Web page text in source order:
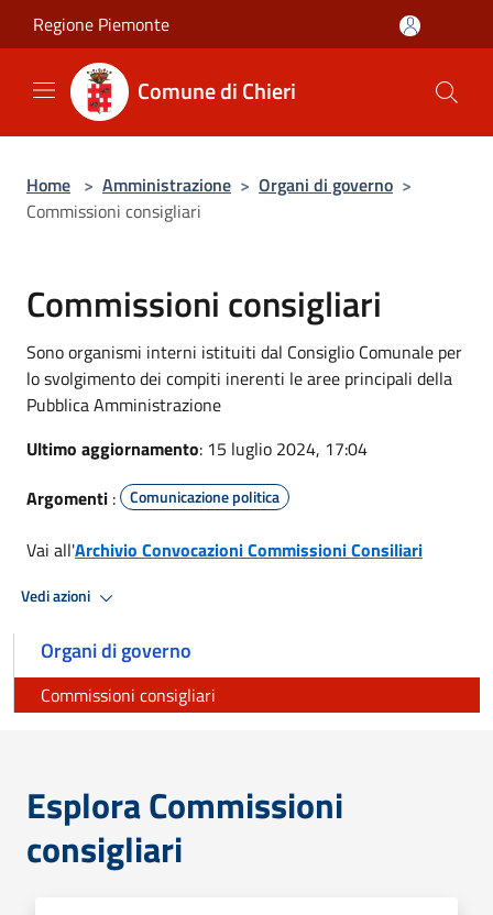
Salta al contenuto principale
Regione Piemonte
Comune di Chieri
Home > Amministrazione > Organi di governo >
Commissioni consigliari
Commissioni consigliari
Sono organismi interni istituiti dal Consiglio Comunale per
lo svolgimento dei compiti inerenti le aree principali della
Pubblica Amministrazione
Ultimo aggiornamento: 15 luglio 2024, 17:04
Argomenti : Comunicazione politica
Vai all'Archivio Convocazioni Commissioni Consiliari
Vedi azioni
Organi di governo
Commissioni consigliari
Esplora Commissioni
consigliari